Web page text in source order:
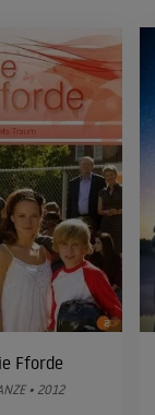
Fforde
• 2012